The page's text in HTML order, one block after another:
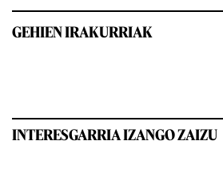
GEHIEN IRAKURRIAK
INTERESGARRIA IZANGO ZAIZU